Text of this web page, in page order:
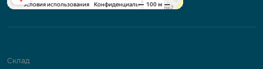
Склад